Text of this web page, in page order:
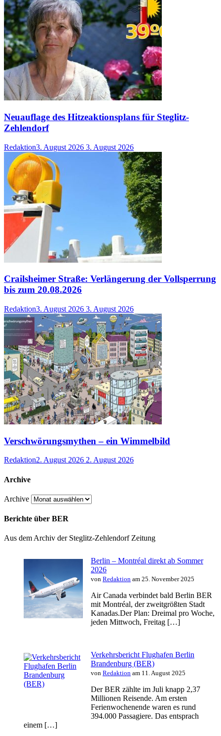
Neuauflage des Hitzeaktionsplans für Steglitz-
Zehlendorf
Redaktion3. August 2026 3. August 2026
Crailsheimer Straße: Verlängerung der Vollsperrung
bis zum 20.08.2026
Redaktion3. August 2026 3. August 2026
Verschwörungsmythen – ein Wimmelbild
Redaktion2. August 2026 2. August 2026
Archive
Archive
Berichte über BER
Aus dem Archiv der Steglitz-Zehlendorf Zeitung
Berlin – Montréal direkt ab Sommer
2026
von Redaktion am 25. November 2025
Air Canada verbindet bald Berlin BER
mit Montréal, der zweitgrößten Stadt
Kanadas.Der Plan: Dreimal pro Woche,
jeden Mittwoch, Freitag […]
Verkehrsbericht Flughafen Berlin
Brandenburg (BER)
von Redaktion am 11. August 2025
Der BER zählte im Juli knapp 2,37
Millionen Reisende. Am ersten
Ferienwochenende waren es rund
394.000 Passagiere. Das entsprach
einem […]